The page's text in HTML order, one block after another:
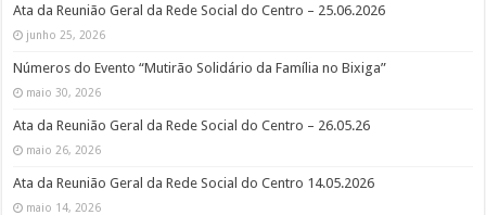
Ata da Reunião Geral da Rede Social do Centro – 25.06.2026
junho 25, 2026
Números do Evento “Mutirão Solidário da Família no Bixiga”
maio 30, 2026
Ata da Reunião Geral da Rede Social do Centro – 26.05.26
maio 26, 2026
Ata da Reunião Geral da Rede Social do Centro 14.05.2026
maio 14, 2026